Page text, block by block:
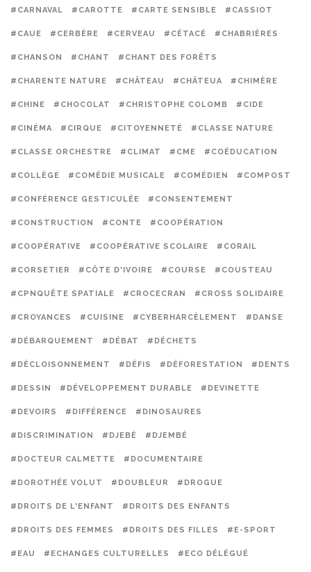
#CARNAVAL #CAROTTE #CARTE SENSIBLE #CASSIOT
#CAUE #CERBÈRE #CERVEAU #CÉTACÉ #CHABRIÈRES
#CHANSON #CHANT #CHANT DES FORÊTS
#CHARENTE NATURE #CHÂTEAU #CHÂTEUA #CHIMÈRE
#CHINE #CHOCOLAT #CHRISTOPHE COLOMB #CIDE
#CINÉMA #CIRQUE #CITOYENNETÉ #CLASSE NATURE
#CLASSE ORCHESTRE #CLIMAT #CME #COÉDUCATION
#COLLÈGE #COMÉDIE MUSICALE #COMÉDIEN #COMPOST
#CONFÉRENCE GESTICULÉE #CONSENTEMENT
#CONSTRUCTION #CONTE #COOPÉRATION
#COOPÉRATIVE #COOPÉRATIVE SCOLAIRE #CORAIL
#CORSETIER #CÔTE D'IVOIRE #COURSE #COUSTEAU
#CPNQUÊTE SPATIALE #CROCECRAN #CROSS SOLIDAIRE
#CROYANCES #CUISINE #CYBERHARCÈLEMENT #DANSE
#DÉBARQUEMENT #DÉBAT #DÉCHETS
#DÉCLOISONNEMENT #DÉFIS #DÉFORESTATION #DENTS
#DESSIN #DÉVELOPPEMENT DURABLE #DEVINETTE
#DEVOIRS #DIFFÉRENCE #DINOSAURES
#DISCRIMINATION #DJEBÉ #DJEMBÉ
#DOCTEUR CALMETTE #DOCUMENTAIRE
#DOROTHÉE VOLUT #DOUBLEUR #DROGUE
#DROITS DE L'ENFANT #DROITS DES ENFANTS
#DROITS DES FEMMES #DROITS DES FILLES #E-SPORT
#EAU #ECHANGES CULTURELLES #ECO DÉLÉGUÉ